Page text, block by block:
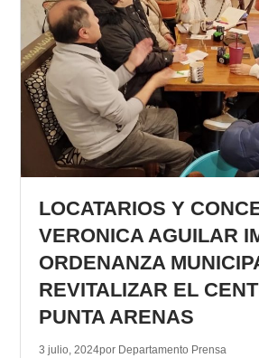
LOCATARIOS Y
VERONICA AGUILAR
ORDENANZA
REVITALIZAR EL
PUNTA ARENAS
3 julio, 2024por Departamento Prensa